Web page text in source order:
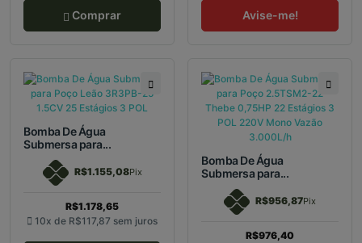
Comprar Avise-me!
Bomba De Água
Submersa para...
R$1.155,08Pix
R$1.178,65
10x de R$117,87 sem juros
Bomba De Água
Submersa para...
R$956,87Pix
R$976,40